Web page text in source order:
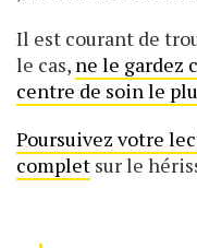
Il est courant de
le cas, ne le gardez
centre de soin le
Poursuivez votre
complet sur le